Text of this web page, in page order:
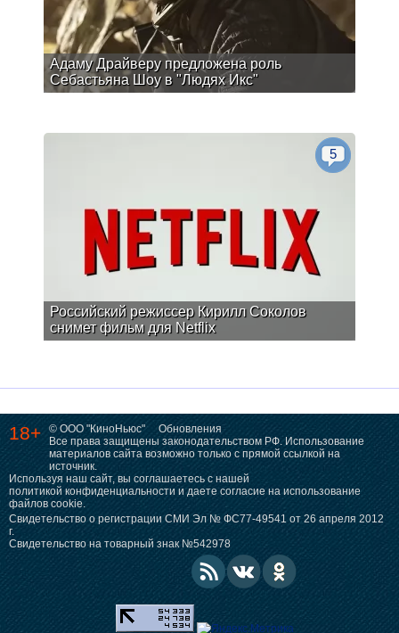
Адаму Драйверу предложена роль
Себастьяна Шоу в "Людях Икс"
Российский режиссер Кирилл Соколов
снимет фильм для Netflix
5
18+ © ООО "КиноНьюс"
Обновления
Все права защищены законодательством РФ. Использование
материалов сайта возможно только с прямой ссылкой на
источник.
Используя наш сайт, вы соглашаетесь с нашей
политикой конфиденциальности и даете согласие на использование
файлов cookie.
Свидетельство о регистрации СМИ Эл № ФС77-49541 от 26 апреля 2012
г.
Свидетельство на товарный знак №542978